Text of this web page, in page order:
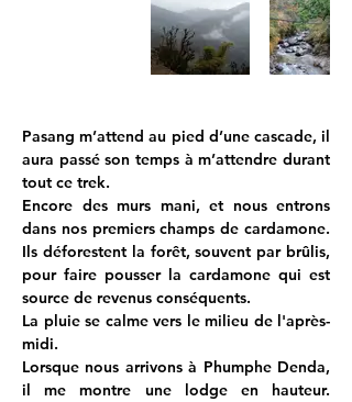
Pasang m’attend au pied d’une cascade, il
aura passé son temps à m’attendre durant
tout ce trek.
Encore des murs mani, et nous entrons
dans nos premiers champs de cardamone.
Ils déforestent la forêt, souvent par brûlis,
pour faire pousser la cardamone qui est
source de revenus conséquents.
La pluie se calme vers le milieu de l'après-
midi.
Lorsque nous arrivons à Phumphe Denda,
il me montre une lodge en hauteur.